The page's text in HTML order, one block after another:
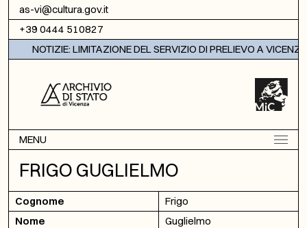
Vai al contenuto
as-vi@cultura.gov.it
+39 0444 510827
NOTIZIE: LIMITAZIONE DEL SERVIZIO DI PRELIEVO A VICENZA
MENU
FRIGO GUGLIELMO
Cognome
Frigo
Nome
Guglielmo